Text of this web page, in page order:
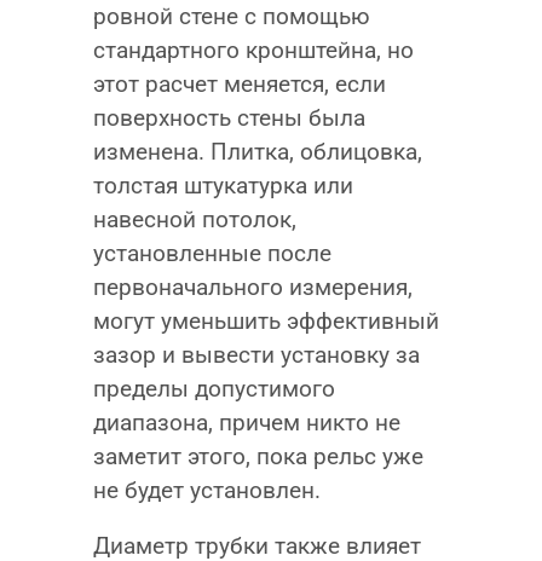
ровной стене с помощью
стандартного кронштейна, но
этот расчет меняется, если
поверхность стены была
изменена. Плитка, облицовка,
толстая штукатурка или
навесной потолок,
установленные после
первоначального измерения,
могут уменьшить эффективный
зазор и вывести установку за
пределы допустимого
диапазона, причем никто не
заметит этого, пока рельс уже
не будет установлен.
Диаметр трубки также влияет